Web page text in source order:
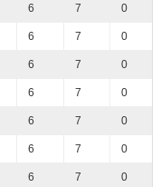
6 7 0
6 7 0
6 7 0
6 7 0
6 7 0
6 7 0
6 7 0